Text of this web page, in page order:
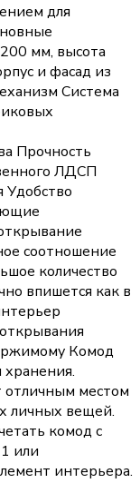
для
мм, высота
и фасад из
Система
Прочность
ЛДСП
Удобство
соотношение
количество
впишется как в
Комод
отличным местом
личных вещей.
комод с
или
интерьера.